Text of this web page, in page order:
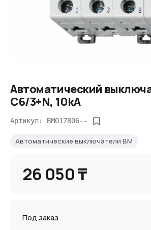
Автоматический
C6/3+N, 10kA
Артикул: BM017806--
Автоматические выключатели BM
26 050 ₸
Под заказ